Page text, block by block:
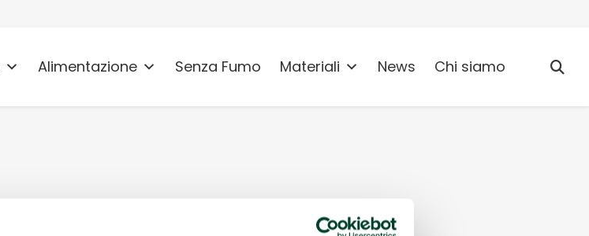
Alimentazione Senza Fumo Materiali News Chi siamo